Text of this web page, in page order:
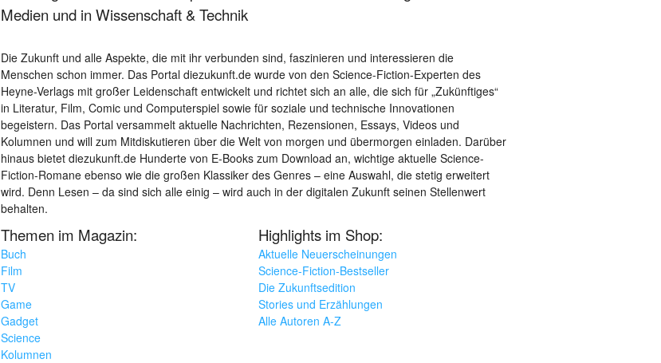
Medien und in Wissenschaft & Technik
Die Zukunft und alle Aspekte, die mit ihr verbunden sind, faszinieren und interessieren die
Menschen schon immer. Das Portal diezukunft.de wurde von den Science-Fiction-Experten des
Heyne-Verlags mit großer Leidenschaft entwickelt und richtet sich an alle, die sich für „Zukünftiges“
in Literatur, Film, Comic und Computerspiel sowie für soziale und technische Innovationen
begeistern. Das Portal versammelt aktuelle Nachrichten, Rezensionen, Essays, Videos und
Kolumnen und will zum Mitdiskutieren über die Welt von morgen und übermorgen einladen. Darüber
hinaus bietet diezukunft.de Hunderte von E-Books zum Download an, wichtige aktuelle Science-
Fiction-Romane ebenso wie die großen Klassiker des Genres – eine Auswahl, die stetig erweitert
wird. Denn Lesen – da sind sich alle einig – wird auch in der digitalen Zukunft seinen Stellenwert
behalten.
Themen im Magazin:
Buch
Film
TV
Game
Gadget
Science
Kolumnen
Highlights im Shop:
Aktuelle Neuerscheinungen
Science-Fiction-Bestseller
Die Zukunftsedition
Stories und Erzählungen
Alle Autoren A-Z